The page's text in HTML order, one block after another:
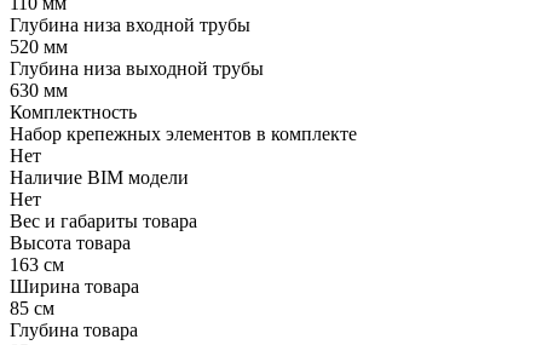
Глубина низа входной трубы
520 мм
Глубина низа выходной трубы
630 мм
Комплектность
Набор крепежных элементов в комплекте
Нет
Наличие BIM модели
Нет
Вес и габариты товара
Высота товара
163 см
Ширина товара
85 см
Глубина товара